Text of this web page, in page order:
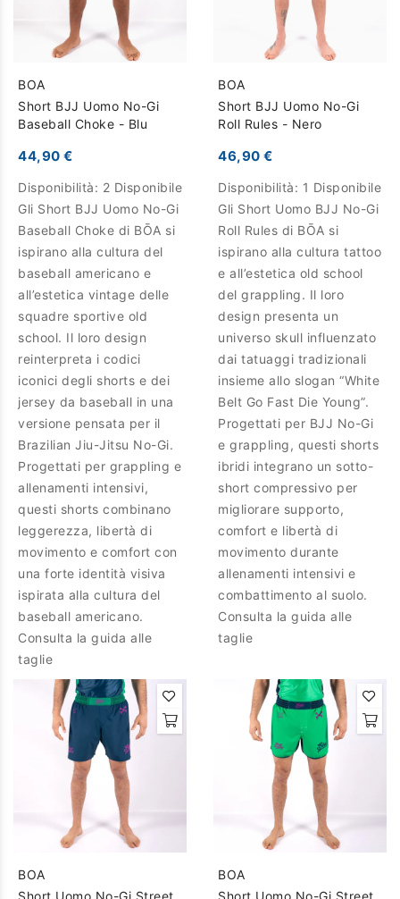
BOA
Short BJJ Uomo No-Gi
Baseball Choke - Blu
44,90 €
Disponibilità: 2 Disponibile
Gli Short BJJ Uomo No-Gi
Baseball Choke di BŌA si
ispirano alla cultura del
baseball americano e
all’estetica vintage delle
squadre sportive old
school. Il loro design
reinterpreta i codici
iconici degli shorts e dei
jersey da baseball in una
versione pensata per il
Brazilian Jiu-Jitsu No-Gi.
Progettati per grappling e
allenamenti intensivi,
questi shorts combinano
leggerezza, libertà di
movimento e comfort con
una forte identità visiva
ispirata alla cultura del
baseball americano.
Consulta la guida alle
taglie
BOA
Short BJJ Uomo No-Gi
Roll Rules - Nero
46,90 €
Disponibilità: 1 Disponibile
Gli Short Uomo BJJ No-Gi
Roll Rules di BŌA si
ispirano alla cultura tattoo
e all’estetica old school
del grappling. Il loro
design presenta un
universo skull influenzato
dai tatuaggi tradizionali
insieme allo slogan “White
Belt Go Fast Die Young”.
Progettati per BJJ No-Gi
e grappling, questi shorts
ibridi integrano un sotto-
short compressivo per
migliorare supporto,
comfort e libertà di
movimento durante
allenamenti intensivi e
combattimento al suolo.
Consulta la guida alle
taglie
BOA
Short Uomo No-Gi Street
BOA
Short Uomo No-Gi Street